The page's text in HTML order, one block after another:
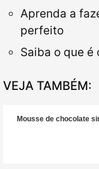
Aprenda a
perfeito
Saiba o que é
VEJA TAMBÉM:
Mousse de chocolate